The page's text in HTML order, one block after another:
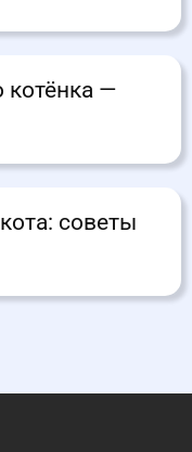
котёнка —
советы